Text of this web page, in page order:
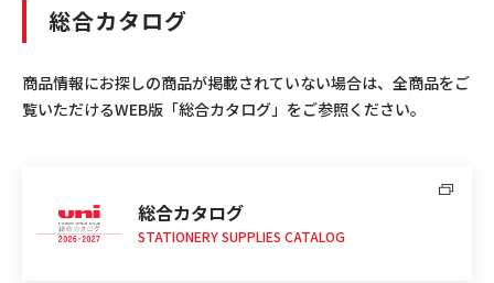
総合カタログ
商品情報にお探しの商品が掲載されていない場合は、全商品をご
覧いただけるWEB版「総合カタログ」をご参照ください。
総合カタログ
STATIONERY SUPPLIES CATALOG